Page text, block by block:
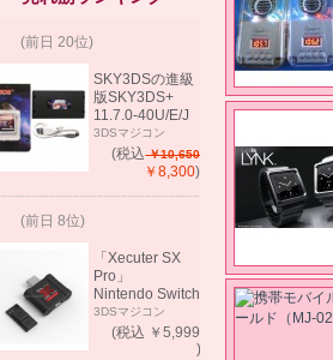
rank
(前日 20位)
SKY3DSの進級
版SKY3DS+
11.7.0-40U/E/J
で起動可能
(MHX、FEifサポ
3DSマジコン
(税込￥10,650
￥8,300)
rank
(前日 8位)
「Xecuter SX
Pro」
Nintendo Switch
バックアップゲ
ーム起動可能
3DSマジコン
(税込 ￥5,999
)